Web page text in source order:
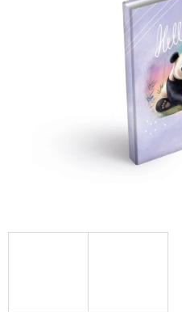
hviezdičiek.